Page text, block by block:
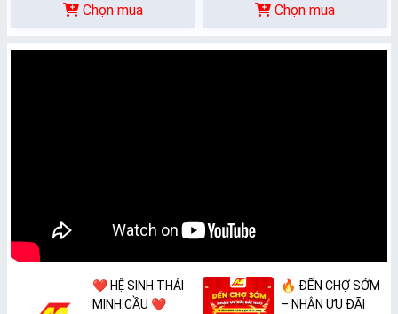
Chọn mua Chọn mua
❤️ HỆ SINH THÁI
MINH CẦU ❤️
🔥 ĐẾN CHỢ SỚM
– NHẬN ƯU ĐÃI